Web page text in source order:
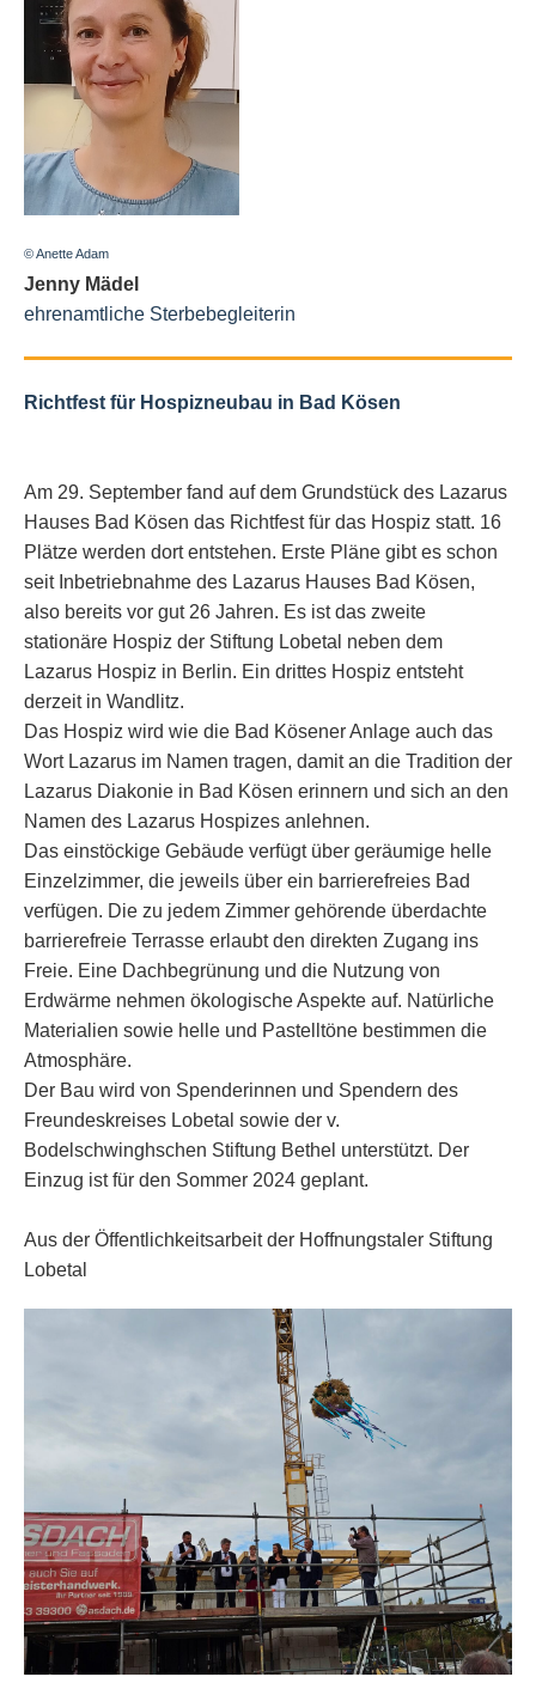
© Anette Adam
Jenny Mädel
ehrenamtliche Sterbebegleiterin
Richtfest für Hospizneubau in Bad Kösen
Am 29. September fand auf dem Grundstück des Lazarus
Hauses Bad Kösen das Richtfest für das Hospiz statt. 16
Plätze werden dort entstehen. Erste Pläne gibt es schon
seit Inbetriebnahme des Lazarus Hauses Bad Kösen,
also bereits vor gut 26 Jahren. Es ist das zweite
stationäre Hospiz der Stiftung Lobetal neben dem
Lazarus Hospiz in Berlin. Ein drittes Hospiz entsteht
derzeit in Wandlitz.
Das Hospiz wird wie die Bad Kösener Anlage auch das
Wort Lazarus im Namen tragen, damit an die Tradition der
Lazarus Diakonie in Bad Kösen erinnern und sich an den
Namen des Lazarus Hospizes anlehnen.
Das einstöckige Gebäude verfügt über geräumige helle
Einzel­zimmer, die jeweils über ein barrierefreies Bad
verfügen. Die zu jedem Zimmer gehörende überdachte
barrierefreie Terrasse erlaubt den direkten Zugang ins
Freie. Eine Dachbegrünung und die Nutzung von
Erdwärme nehmen ökologische Aspekte auf. Natürliche
Materialien sowie helle und Pastelltöne bestimmen die
Atmosphäre.
Der Bau wird von Spenderinnen und Spendern des
Freundeskreises Lobetal sowie der v.
Bodelschwinghschen Stiftung Bethel unterstützt. Der
Einzug ist für den Sommer 2024 geplant.
Aus der Öffentlichkeitsarbeit der Hoffnungstaler Stiftung
Lobetal